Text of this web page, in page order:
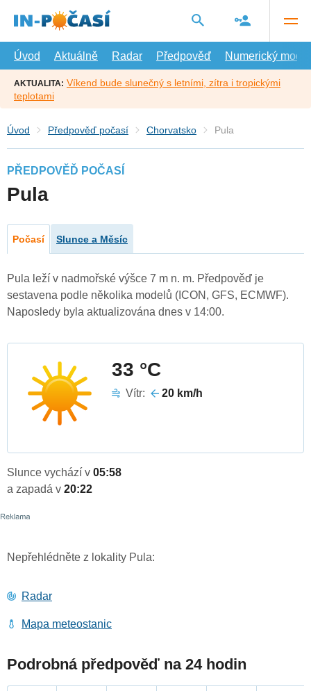
hlavní
Úvod
Aktuálně Radar Předpověď Numerický model
AKTUALITA: Víkend bude slunečný s letními, zítra i tropickými
teplotami
Úvod Předpověď počasí Chorvatsko Pula
PŘEDPOVĚĎ POČASÍ
Pula
Počasí Slunce a Měsíc
Pula leží v nadmořské výšce 7 m n. m. Předpověď je
sestavena podle několika modelů (ICON, GFS, ECMWF).
Naposledy byla aktualizována dnes v 14:00.
33 °C
Vítr: 20 km/h
Slunce vychází v 05:58
a zapadá v 20:22
Nepřehlédněte z lokality Pula:
Radar
Mapa meteostanic
Podrobná předpověď na 24 hodin